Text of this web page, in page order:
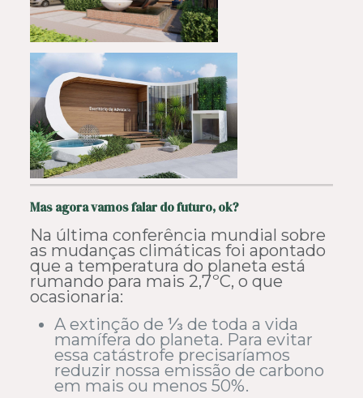
Mas agora vamos falar do futuro, ok?
Na última conferência mundial sobre
as mudanças climáticas foi apontado
que a temperatura do planeta está
rumando para mais 2,7ºC, o que
ocasionaria:
A extinção de ⅓ de toda a vida
mamífera do planeta. Para evitar
essa catástrofe precisaríamos
reduzir nossa emissão de carbono
em mais ou menos 50%.